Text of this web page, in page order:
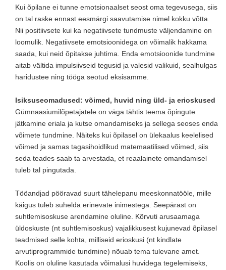
Kui õpilane ei tunne emotsionaalset seost oma tegevusega, siis
on tal raske ennast eesmärgi saavutamise nimel kokku võtta.
Nii positiivsete kui ka negatiivsete tundmuste väljendamine on
loomulik. Negatiivsete emotsioonidega on võimalik hakkama
saada, kui neid õpitakse juhtima. Enda emotsioonide tundmine
aitab vältida impulsiivseid tegusid ja valesid valikuid, sealhulgas
haridustee ning tööga seotud eksisamme.
Isiksuseomadused: võimed, huvid ning üld- ja erioskused
Gümnaasiumilõpetajatele on väga tähtis teema õpingute
jätkamine eriala ja kutse omandamiseks ja sellega seoses enda
võimete tundmine. Näiteks kui õpilasel on ülekaalus keelelised
võimed ja samas tagasihoidlikud matemaatilised võimed, siis
seda teades saab ta arvestada, et reaalainete omandamisel
tuleb tal pingutada.
Tööandjad pööravad suurt tähelepanu meeskonnatööle, mille
käigus tuleb suhelda erinevate inimestega. Seepärast on
suhtlemisoskuse arendamine oluline. Kõrvuti arusaamaga
üldoskuste (nt suhtlemisoskus) vajalikkusest kujunevad õpilasel
teadmised selle kohta, milliseid erioskusi (nt kindlate
arvutiprogrammide tundmine) nõuab tema tulevane amet.
Koolis on oluline kasutada võimalusi huvidega tegelemiseks,